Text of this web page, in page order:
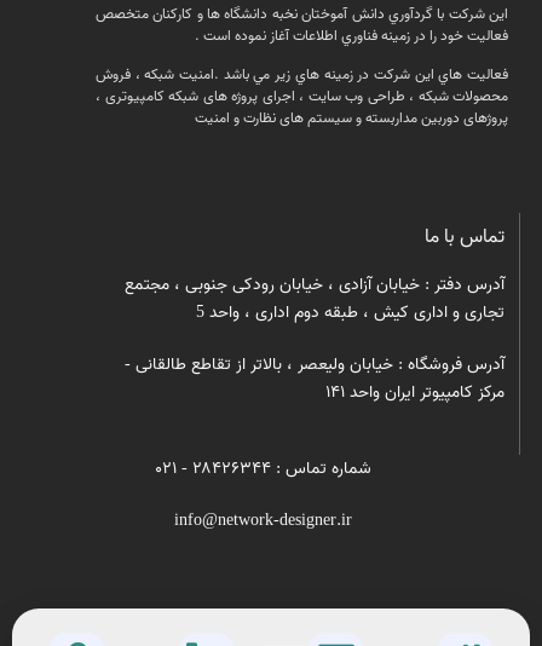
اين شركت با گردآوري دانش آموختان نخبه دانشگاه ها و كاركنان متخصص
فعاليت خود را در زمينه فناوري اطلاعات آغاز نموده است .
فعالیت هاي اين شركت در زمينه هاي زير مي باشد .امنيت شبكه ، فروش
محصولات شبكه ، طراحی وب سایت ، اجرای پروژه های شبکه کامپیوتری ،
پروژهای دوربین مداربسته و سیستم های نظارت و امنیت
تماس با ما
آدرس دفتر : خیابان آزادی ، خیابان رودکی جنوبی ، مجتمع
تجاری و اداری کیش ، طبقه دوم اداری ، واحد 5
آدرس فروشگاه : خیابان ولیعصر ، بالاتر از تقاطع طالقانی -
مرکز کامپیوتر ایران واحد ۱۴۱
شماره تماس : ۲۸۴۲۶۳۴۴ - ۰۲۱
info@network-designer.ir